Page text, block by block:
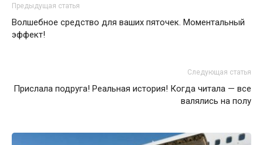
Предыдущая статья
Волшебное средство для ваших пяточек. Моментальный
эффект!
Следующая статья
Прислала подруга! Реальная история! Когда читала — все
валялись на полу